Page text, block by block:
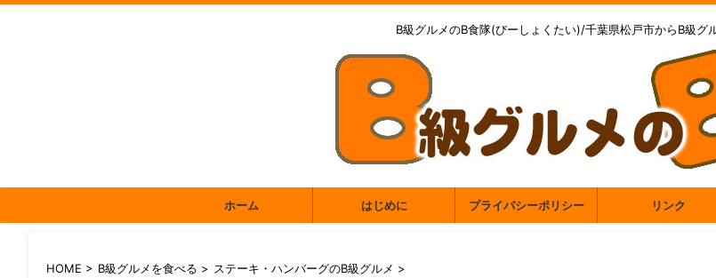
B級グルメのB食隊(びーしょくたい)/千葉県松戸市からB級グ
ホーム はじめに プライバシーポリシー リンク
HOME > B級グルメを食べる > ステーキ・ハンバーグのB級グルメ >